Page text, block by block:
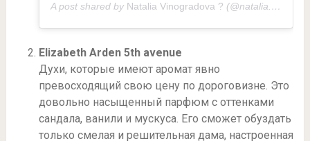
A post shared by Natalia Vinogradova ? (@natalia.diamond) on
Elizabeth Arden 5th avenue
Духи, которые имеют аромат явно
превосходящий свою цену по дороговизне. Это
довольно насыщенный парфюм с оттенками
сандала, ванили и мускуса. Его сможет обуздать
только смелая и решительная дама, настроенная